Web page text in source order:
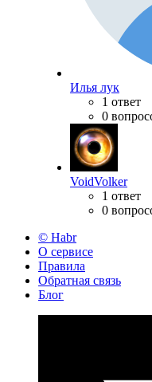
Илья лук
1 ответ
0
VoidVolker
1 ответ
0
© Habr
О сервисе
Правила
Обратная связь
Блог